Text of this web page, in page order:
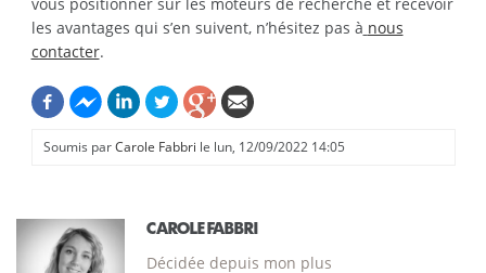
vous positionner sur les moteurs de recherche et recevoir
les avantages qui s’en suivent, n’hésitez pas à nous
contacter.
Soumis parCarole Fabbri le lun, 12/09/2022 14:05
CAROLE FABBRI
Décidée depuis mon plus